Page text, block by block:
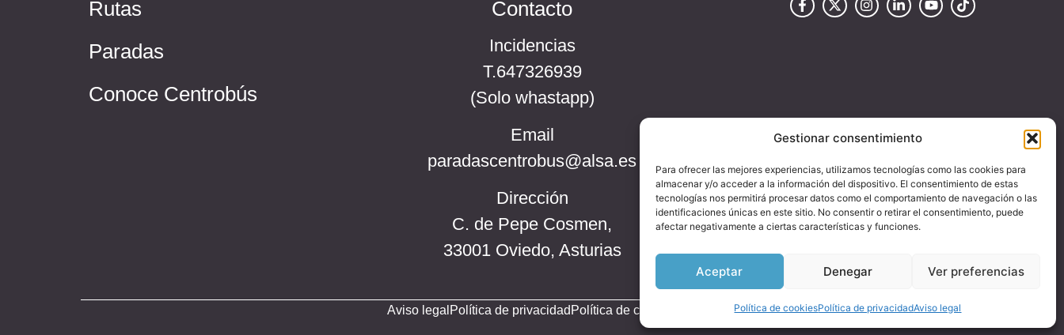
Gestionar consentimiento
Para ofrecer las mejores experiencias, utilizamos tecnologías como las cookies para
almacenar y/o acceder a la información del dispositivo. El consentimiento de estas
tecnologías nos permitirá procesar datos como el comportamiento de navegación o las
identificaciones únicas en este sitio. No consentir o retirar el consentimiento, puede
afectar negativamente a ciertas características y funciones.
Aceptar Denegar Ver preferencias
Política de cookiesPolítica de privacidadAviso legal
Rutas
Paradas
Conoce Centrobús
Contacto
Incidencias
T.647326939
(Solo whastapp)
Email
paradascentrobus@alsa.es
Dirección
C. de Pepe Cosmen,
33001 Oviedo, Asturias
Aviso legal Política de privacidad Política de cookies